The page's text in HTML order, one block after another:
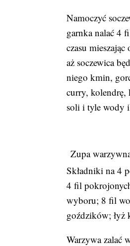
Namoczyć
garnka nalać 4
czasu
aż soczewica
niego kmin,
curry, kolendrę,
soli i tyle wody
Zupa
Składniki na 4
4 fil
wyboru; 8 fil
goździków; łyż
Warzywa zalać